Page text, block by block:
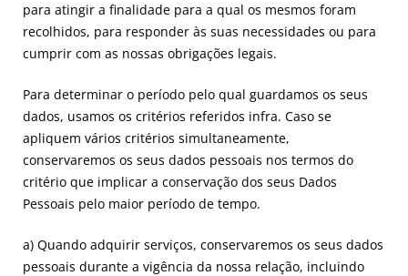
para atingir a finalidade para a qual os mesmos foram
recolhidos, para responder às suas necessidades ou para
cumprir com as nossas obrigações legais.
Para determinar o período pelo qual guardamos os seus
dados, usamos os critérios referidos infra. Caso se
apliquem vários critérios simultaneamente,
conservaremos os seus dados pessoais nos termos do
critério que implicar a conservação dos seus Dados
Pessoais pelo maior período de tempo.
a) Quando adquirir serviços, conservaremos os seus dados
pessoais durante a vigência da nossa relação, incluindo